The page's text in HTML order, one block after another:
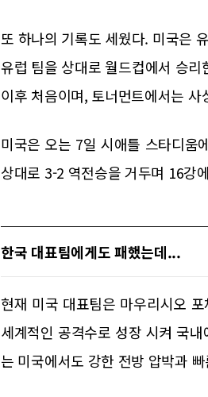
또 하나의 기록도 세웠다. 미국은
유럽 팀을 상대로 월드컵에서 승
이후 처음이며, 토너먼트에서는
미국은 오는 7일 시애틀 스타디움
상대로 3-2 역전승을 거두며 16강
한국 대표팀에게도 패했는데...
현재 미국 대표팀은 마우리시오
세계적인 공격수로 성장 시켜 국
는 미국에서도 강한 전방 압박과